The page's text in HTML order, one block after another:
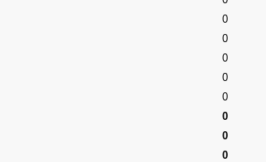
0
0
0
0
0
0
0
0